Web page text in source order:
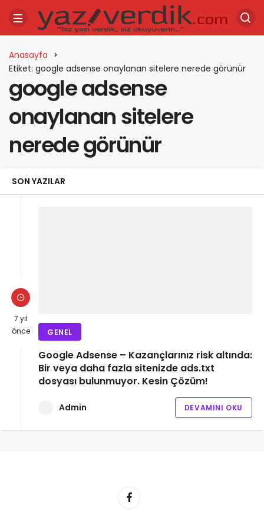
Anasayfa
Etiket: google adsense onaylanan sitelere nerede görünür
google adsense
onaylanan sitelere
nerede görünür
SON YAZILAR
7 yıl
önce
GENEL
Google Adsense – Kazançlarınız risk altında:
Bir veya daha fazla sitenizde ads.txt
dosyası bulunmuyor. Kesin Çözüm!
Admin DEVAMINI OKU